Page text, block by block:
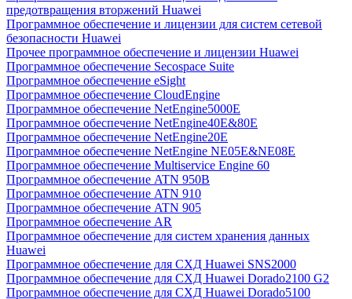
предотвращения вторжений Huawei
Программное обеспечение и лицензии для систем сетевой
безопасности Huawei
Прочее программное обеспечение и лицензии Huawei
Программное обеспечение Secospace Suite
Программное обеспечение eSight
Программное обеспечение CloudEngine
Программное обеспечение NetEngine5000E
Программное обеспечение NetEngine40E&80E
Программное обеспечение NetEngine20E
Программное обеспечение NetEngine NE05E&NE08E
Программное обеспечение Multiservice Engine 60
Программное обеспечение ATN 950B
Программное обеспечение ATN 910
Программное обеспечение ATN 905
Программное обеспечение AR
Программное обеспечение для систем хранения данных
Huawei
Программное обеспечение для СХД Huawei SNS2000
Программное обеспечение для СХД Huawei Dorado2100 G2
Программное обеспечение для СХД Huawei Dorado5100